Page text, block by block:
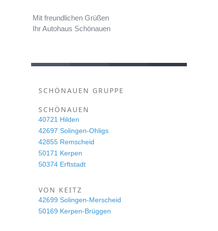
Mit freundlichen Grüßen
Ihr Autohaus Schönauen
SCHÖNAUEN GRUPPE
SCHÖNAUEN
40721 Hilden
42697 Solingen-Ohligs
42855 Remscheid
50171 Kerpen
50374 Erftstadt
VON KEITZ
42699 Solingen-Merscheid
50169 Kerpen-Brüggen